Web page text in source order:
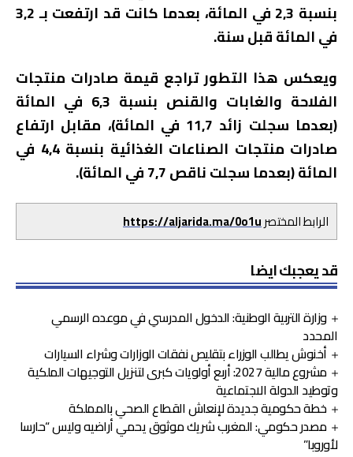
بنسبة 2,3 في المائة، بعدما كانت قد ارتفعت بـ 3,2
في المائة قبل سنة.
ويعكس هذا التطور تراجع قيمة صادرات منتجات
الفلاحة والغابات والقنص بنسبة 6,3 في المائة
(بعدما سجلت زائد 11,7 في المائة)، مقابل ارتفاع
صادرات منتجات الصناعات الغذائية بنسبة 4,4 في
المائة (بعدما سجلت ناقص 7,7 في المائة).
الرابط المختصرhttps://aljarida.ma/0o1u
قد يعجبك ايضا
وزارة التربية الوطنية: الدخول المدرسي في موعده الرسمي
المحدد
أخنوش يطالب الوزراء بتقليص نفقات الوزارات وشراء السيارات
مشروع مالية 2027: أربع أولويات كبرى لتنزيل التوجيهات الملكية
وتوطيد الدولة الاجتماعية
خطة حكومية جديدة لإنعاش القطاع الصحي بالمملكة
مصدر حكومي: المغرب شريك موثوق يحمي أراضيه وليس “حارسا
لأوروبا”